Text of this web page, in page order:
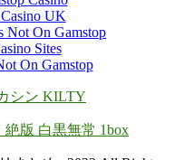
UK
Not On Gamstop
Sites
On Gamstop
シン KILTY
版 白黒無常 1box